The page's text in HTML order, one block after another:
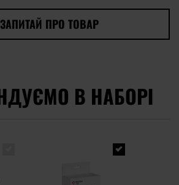
ЗАПИТАЙ ПРО ТОВАР
В НАБОРІ